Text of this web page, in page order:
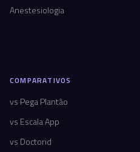
Anestesiologia
COMPARATIVOS
vs Pega Plantão
vs Escala App
vs Doctorid